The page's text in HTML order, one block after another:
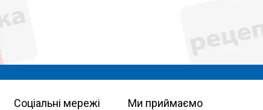
Соціальні мережі Ми приймаємо